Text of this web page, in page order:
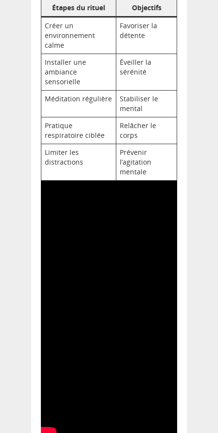
Étapes du rituel
Objectifs
Créer un
environnement
calme
Favoriser la
détente
Installer une
ambiance
sensorielle
Éveiller la
sérénité
Méditation régulière
Stabiliser le
mental
Pratique
respiratoire ciblée
Relâcher le
corps
Limiter les
distractions
Prévenir
l’agitation
mentale